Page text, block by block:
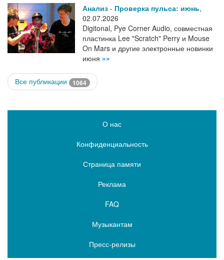
Анализ - Проверка пульса: июнь,
02.07.2026
Digitonal, Pye Corner Audio, совместная
пластинка Lee "Scratch" Perry и Mouse
On Mars и другие электронные новинки
июня »»
Все публикации 1064
О нас
Конфиденциальность
Страница памяти
Реклама
FAQ
Музыкантам
Пресс-релизы